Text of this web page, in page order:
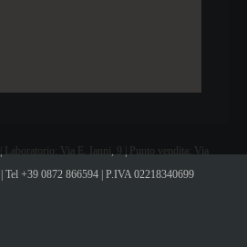
Via E. Ianni, 9 | Punto vendita: Via
Tel +39 0872 866594 | P.IVA 02218340699